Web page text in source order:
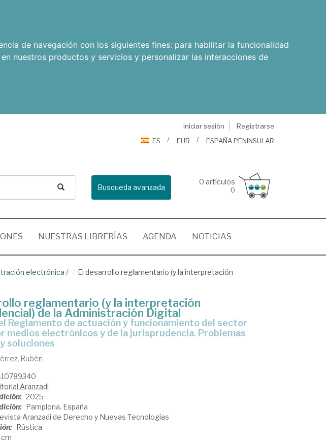
de navegación con los siguientes fines: para habilitar la funcionalidad
nuestros productos y servicios y personalizar las interacciones de
Iniciar sesión
Registrarse
ES
EUR ESPAÑA PENINSULAR
Busqueda avanzada
0 artículos
0
NUESTRAS LIBRERÍAS AGENDA NOTICIAS
electrónica /
El desarrollo reglamentario (y la interpretación
reglamentario (y la interpretación
de la Administración Digital
medios electrónicos y de la jurisprudencia. Problemas
soluciones
Rubén
Aranzadi
2025
Pamplona. España
Aranzadi de Derecho y Nuevas Tecnologías
Rústica